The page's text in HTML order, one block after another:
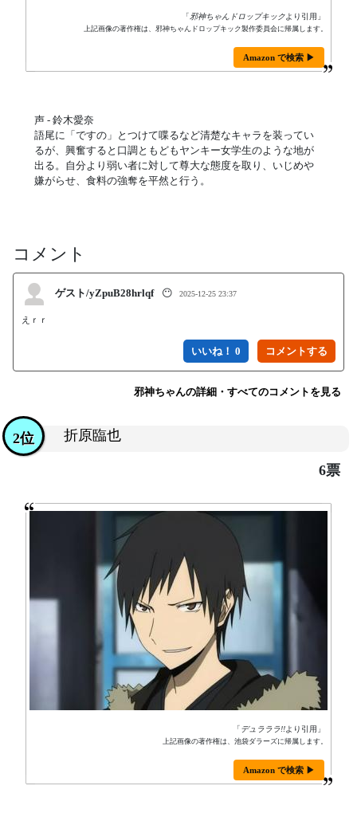
「邪神ちゃんドロップキックより引用」
上記画像の著作権は、邪神ちゃんドロップキック製作委員会に帰属します。
Amazon で検索 ▶
声 - 鈴木愛奈
語尾に「ですの」とつけて喋るなど清楚なキャラを装ってい
るが、興奮すると口調ともどもヤンキー女学生のような地が
出る。自分より弱い者に対して尊大な態度を取り、いじめや
嫌がらせ、食料の強奪を平然と行う。
コメント
ゲスト/yZpuB28hrlqf 😶 2025-12-25 23:37
えｒｒ
いいね！ 0
邪神ちゃんの詳細・すべてのコメントを見る
折原臨也
2位
6票
「デュラララ!!より引用」
上記画像の著作権は、池袋ダラーズに帰属します。
Amazon で検索 ▶